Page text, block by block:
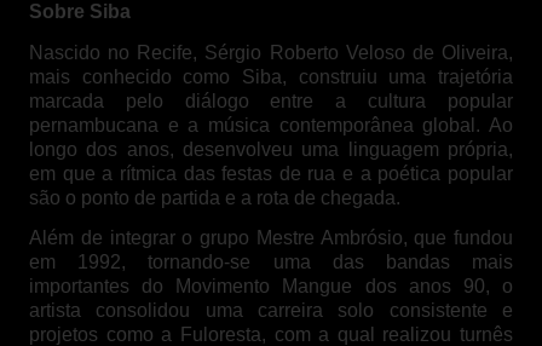
Sobre Siba
Nascido no Recife, Sérgio Roberto Veloso de Oliveira,
mais conhecido como Siba, construiu uma trajetória
marcada pelo diálogo entre a cultura popular
pernambucana e a música contemporânea global. Ao
longo dos anos, desenvolveu uma linguagem própria,
em que a rítmica das festas de rua e a poética popular
são o ponto de partida e a rota de chegada.
Além de integrar o grupo Mestre Ambrósio, que fundou
em 1992, tornando-se uma das bandas mais
importantes do Movimento Mangue dos anos 90, o
artista consolidou uma carreira solo consistente e
projetos como a Fuloresta, com a qual realizou turnês